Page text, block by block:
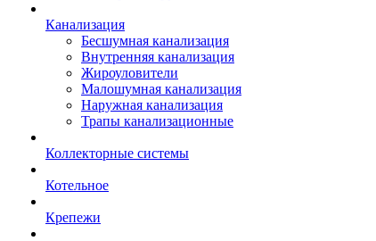
Канализация
Бесшумная канализация
Внутренняя канализация
Жироуловители
Малошумная канализация
Наружная канализация
Трапы канализационные
Коллекторные системы
Котельное
Крепежи